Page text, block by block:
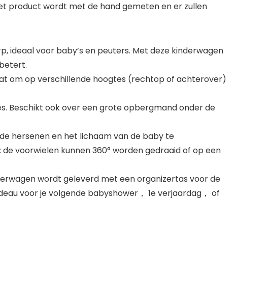
product wordt met de hand gemeten en er zullen
voor baby’s en peuters. Met deze kinderwagen
om op verschillende hoogtes (rechtop of achterover)
Beschikt ook over een grote opbergmand onder de
hersenen en het lichaam van de baby te
voorwielen kunnen 360° worden gedraaid of op een
wordt geleverd met een organizertas voor de
voor je volgende babyshower， 1e verjaardag， of